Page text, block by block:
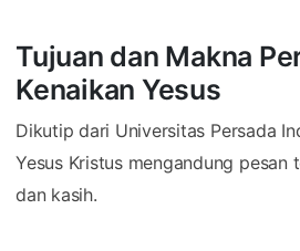
Tujuan dan Makna
Kenaikan Yesus
Dikutip dari Universitas Persada
Yesus Kristus mengandung pesan
dan kasih.